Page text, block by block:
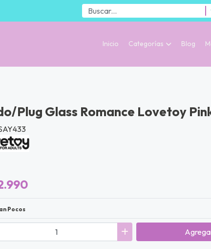
Inicio Categorías Blog
Plug Glass Romance Lovetoy
Pocos